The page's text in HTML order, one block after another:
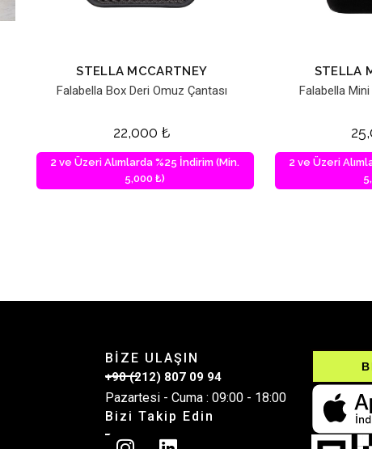
STELLA MCCARTNEY
Falabella Box Deri Omuz Çantası
22,000 ₺
2 ve Üzeri Alımlarda %25 İndirim (Min.
5,000 ₺)
STELLA
Falabella
2 ve Üzeri
BİZE ULAŞIN
+90 (212) 807 09 94
Pazartesi - Cuma : 09:00 - 18:00
Bizi Takip Edin